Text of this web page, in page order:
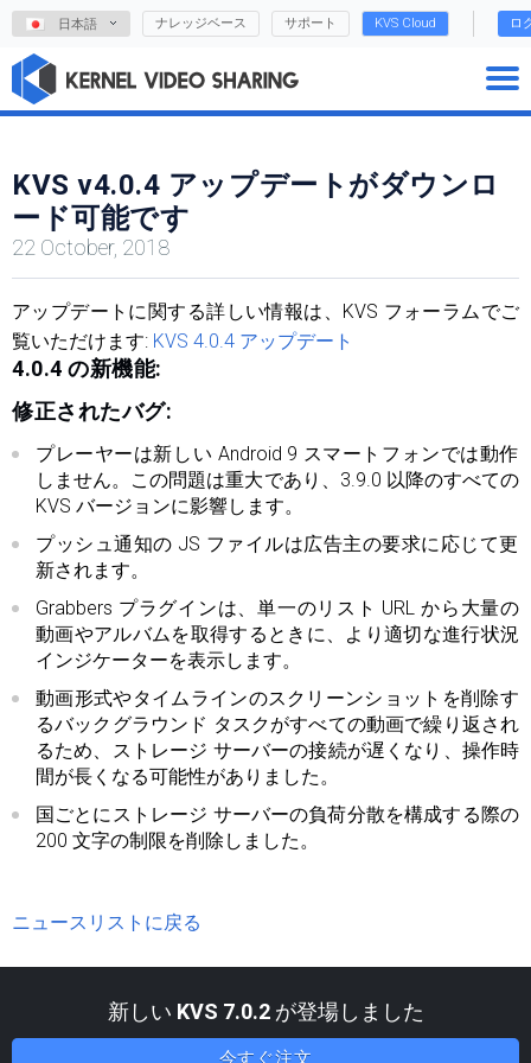
日本語 ナレッジベース サポート KVS Cloud ロ
KVS v4.0.4 アップデートがダウンロ
ード可能です
22 October, 2018
アップデートに関する詳しい情報は、KVS フォーラムでご
覧いただけます: KVS 4.0.4 アップデート
4.0.4 の新機能:
修正されたバグ:
プレーヤーは新しい Android 9 スマートフォンでは動作
しません。この問題は重大であり、3.9.0 以降のすべての
KVS バージョンに影響します。
プッシュ通知の JS ファイルは広告主の要求に応じて更
新されます。
Grabbers プラグインは、単一のリスト URL から大量の
動画やアルバムを取得するときに、より適切な進行状況
インジケーターを表示します。
動画形式やタイムラインのスクリーンショットを削除す
るバックグラウンド タスクがすべての動画で繰り返され
るため、ストレージ サーバーの接続が遅くなり、操作時
間が長くなる可能性がありました。
国ごとにストレージ サーバーの負荷分散を構成する際の
200 文字の制限を削除しました。
ニュースリストに戻る
新しい KVS 7.0.2が登場しました
今すぐ注文